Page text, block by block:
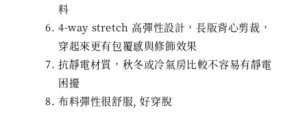
料
4-way stretch 高彈性設計，長版背心剪裁，
穿起來更有包覆感與修飾效果
抗靜電材質，秋冬或冷氣房比較不容易有靜電
困擾
布料彈性很舒服, 好穿脫